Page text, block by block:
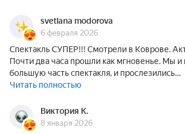
svetlana modorova
6 февраля 2026
Спектакль СУПЕР!!! Смотрели в Коврове.
Почти два часа прошли как мгновенье. Мы и
большую часть спектакля, и прослезились…
Читать полностью
Виктория К.
8 января 2026